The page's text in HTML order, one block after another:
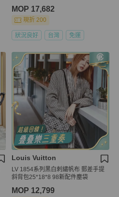
MOP 17,682
現折 200
狀況良好 台灣 免運
Louis Vuitton
LV 1854系列黑白刺繡帆布 郵差手提
斜背包25*18*8 98新配件塵袋
MOP 12,799